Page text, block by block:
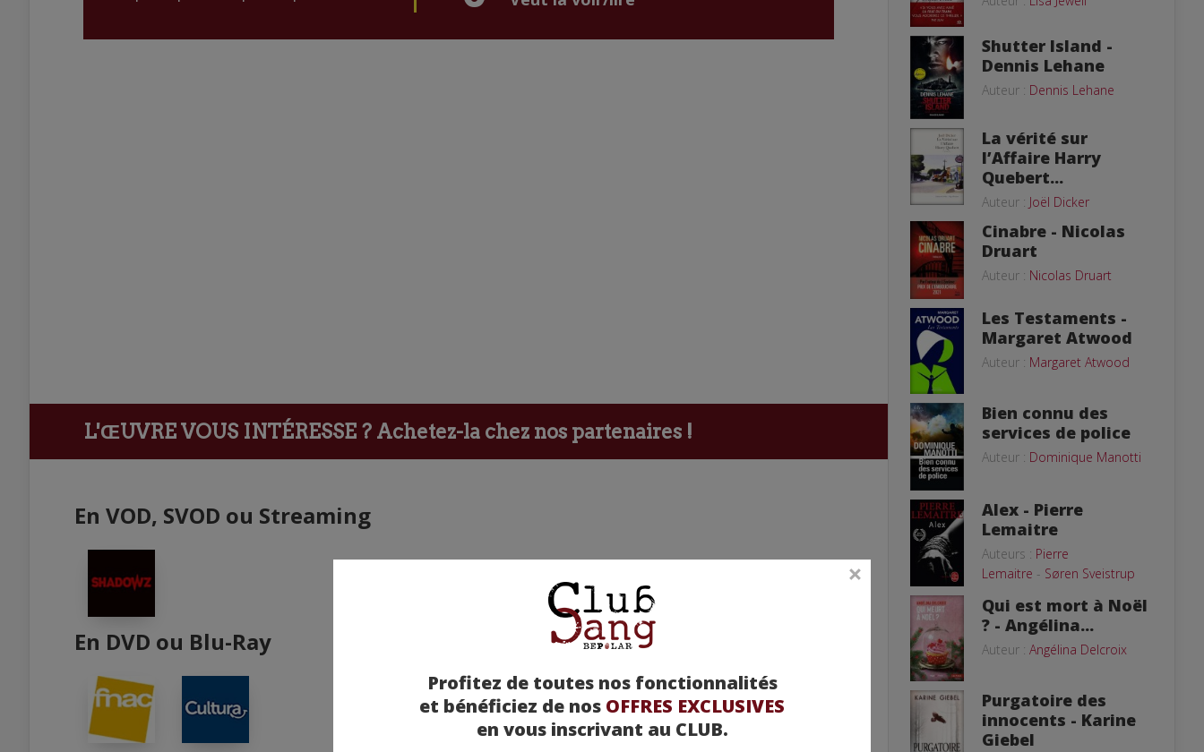
Profitez de toutes nos fonctionnalités
et bénéficiez de nos OFFRES EXCLUSIVES
en vous inscrivant au CLUB.
L'ŒUVRE VOUS INTÉRESSE ? Achetez-la chez nos partenaires !
En VOD, SVOD ou Streaming
En DVD ou Blu-Ray
Shutter Island -
Dennis Lehane
Auteur : Dennis Lehane
La vérité sur
l’Affaire Harry
Quebert...
Auteur : Joël Dicker
Cinabre - Nicolas
Druart
Auteur : Nicolas Druart
Les Testaments -
Margaret Atwood
Auteur : Margaret Atwood
Bien connu des
services de police
Auteur : Dominique Manotti
Alex - Pierre
Lemaitre
Auteurs : Pierre
Lemaitre - Søren Sveistrup
Qui est mort à Noël
? - Angélina...
Auteur : Angélina Delcroix
Purgatoire des
innocents - Karine
Giebel